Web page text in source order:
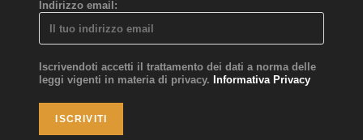
Indirizzo email:
Iscrivendoti accetti il trattamento dei dati a norma delle
leggi vigenti in materia di privacy. Informativa Privacy